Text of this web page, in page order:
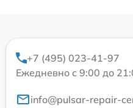
+7 (495) 023-41-97
Ежедневно с 9:00 до
info@pulsar-repair-